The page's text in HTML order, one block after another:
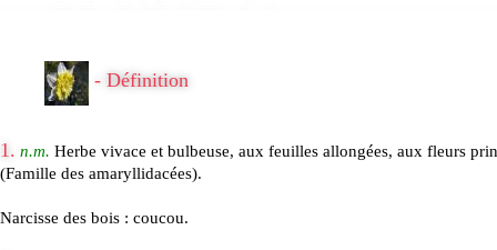
- Définition
1. n.m. Herbe vivace et bulbeuse, aux feuilles allongées, aux fleurs
(Famille des amaryllidacées).
Narcisse des bois : coucou.